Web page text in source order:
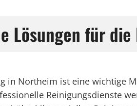
Lösungen für
in Northeim ist eine wichtige
Reinigungsdienste